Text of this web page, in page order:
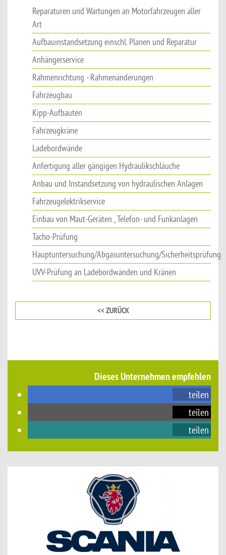
Reparaturen und Wartungen an Motorfahrzeugen aller
Art
Aufbauinstandsetzung einschl. Planen und Reparatur
Anhängerservice
Rahmenrichtung - Rahmenänderungen
Fahrzeugbau
Kipp-Aufbauten
Fahrzeugkräne
Ladebordwände
Anfertigung aller gängigen Hydraulikschläuche
Anbau und Instandsetzung von hydraulischen Anlagen
Fahrzeugelektrikservice
Einbau von Maut-Geräten , Telefon- und Funkanlagen
Tacho-Prüfung
Hauptuntersuchung/Abgasuntersuchung/Sicherheitsprüfung
UVV-Prüfung an Ladebordwänden und Kränen
<< ZURÜCK
Dieses Unternehmen empfehlen
teilen
teilen
teilen